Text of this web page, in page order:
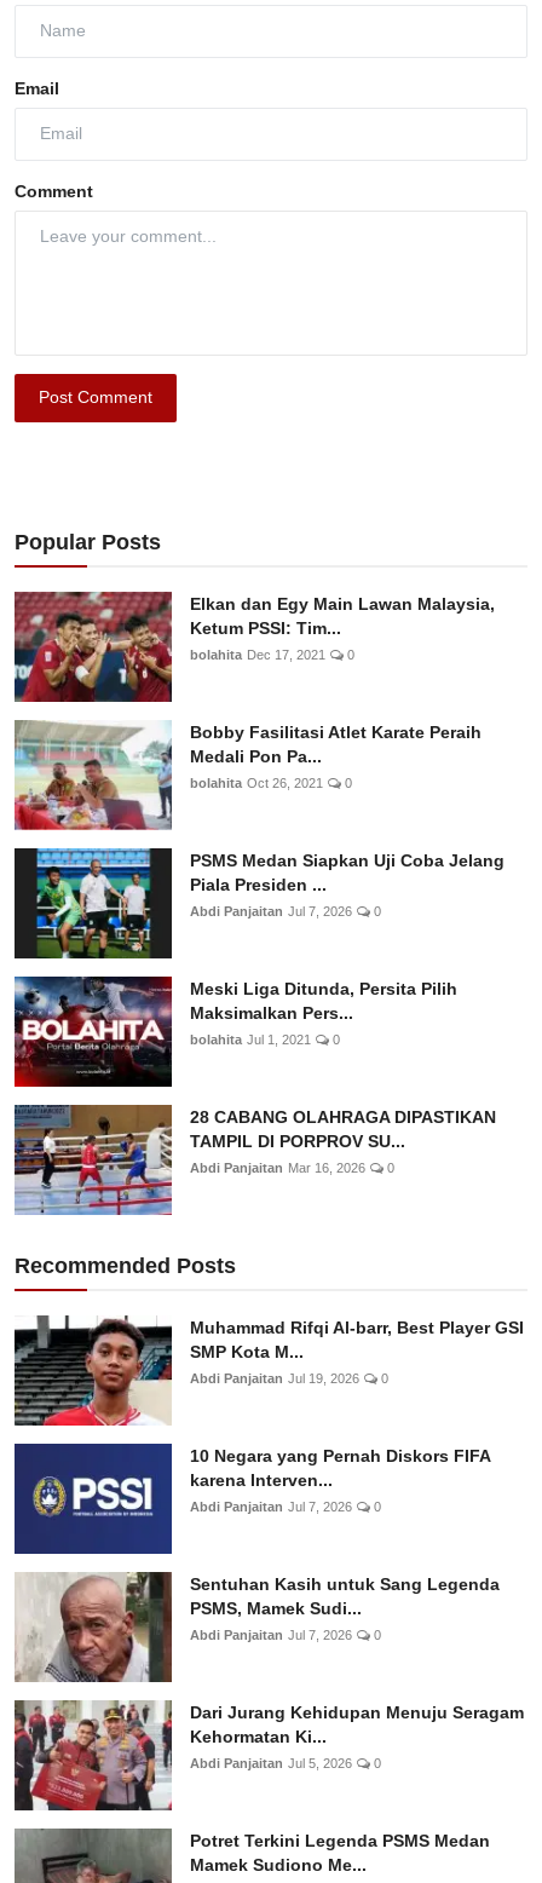
Email
Comment
Post Comment
Popular Posts
Elkan dan Egy Main Lawan Malaysia,
Ketum PSSI: Tim...
bolahita Dec 17, 2021 0
Bobby Fasilitasi Atlet Karate Peraih
Medali Pon Pa...
bolahita Oct 26, 2021 0
PSMS Medan Siapkan Uji Coba Jelang
Piala Presiden ...
Abdi Panjaitan Jul 7, 2026 0
Meski Liga Ditunda, Persita Pilih
Maksimalkan Pers...
bolahita Jul 1, 2021 0
28 CABANG OLAHRAGA DIPASTIKAN
TAMPIL DI PORPROV SU...
Abdi Panjaitan Mar 16, 2026 0
Recommended Posts
Muhammad Rifqi Al-barr, Best Player GSI
SMP Kota M...
Abdi Panjaitan Jul 19, 2026 0
10 Negara yang Pernah Diskors FIFA
karena Interven...
Abdi Panjaitan Jul 7, 2026 0
Sentuhan Kasih untuk Sang Legenda
PSMS, Mamek Sudi...
Abdi Panjaitan Jul 7, 2026 0
Dari Jurang Kehidupan Menuju Seragam
Kehormatan Ki...
Abdi Panjaitan Jul 5, 2026 0
Potret Terkini Legenda PSMS Medan
Mamek Sudiono Me...